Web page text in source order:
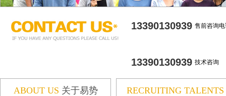
13390130939 售前咨询
13390130939 技术咨询
ABOUT US 关于易势 RECRUITING TALENTS